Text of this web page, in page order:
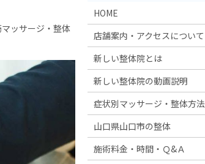
ッサージ・整体
HOME
店舗案内・アクセスについて
新しい整体院とは
新しい整体院の動画説明
症状別マッサージ・整体方法
山口県山口市の整体
施術料金・時間・Ｑ&Ａ